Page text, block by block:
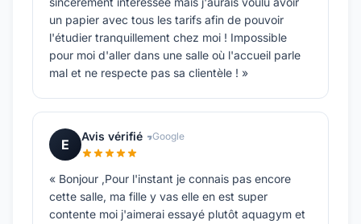
un papier avec tous les tarifs afin de pouvoir
l'étudier tranquillement chez moi ! Impossible
pour moi d'aller dans une salle où l'accueil parle
mal et ne respecte pas sa clientèle ! »
E
Avis vérifié Google
« Bonjour ,Pour l'instant je connais pas encore
cette salle, ma fille y vas elle en est super
contente moi j'aimerai essayé plutôt aquagym et